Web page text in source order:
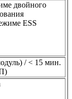
двойного
ESS
/ < 15 мин.